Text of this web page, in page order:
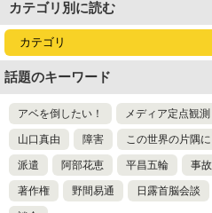
カテゴリ別に読む
話題のキーワード
アベを倒したい！ メディア定点観測
山口真由 障害 この世界の片隅に
派遣 阿部花恵 平昌五輪 事故
著作権 野間易通 日露首脳会談